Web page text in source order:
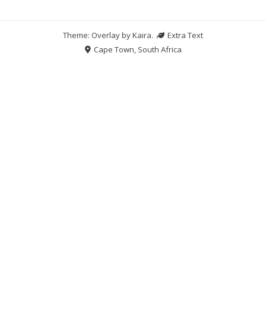
Theme: Overlay byKaira.
Extra Text
Cape Town, South Africa